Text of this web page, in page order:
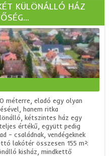
KÜLÖNÁLLÓ HÁZ
méterre, eladó egy olyan
hanem ritka
kétszintes ház egy
értékű, együtt pedig
– családnak, vendégeknek
lakótér összesen 155 m²:
kisház, mindkettő